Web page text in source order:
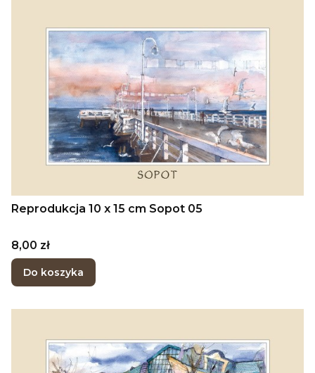
Reprodukcja 10 x 15 cm Sopot 05
Cena
8,00 zł
Do koszyka